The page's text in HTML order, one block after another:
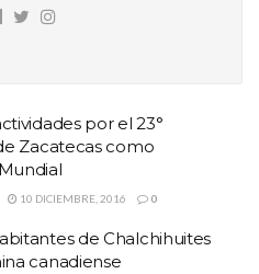
por el 23°
Zacatecas como
10 DICIEMBRE, 2016 0
de Chalchihuites
canadiense